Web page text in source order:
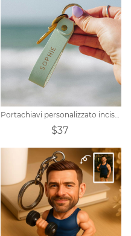
Portachiavi personalizzato inciso in pelle
$37